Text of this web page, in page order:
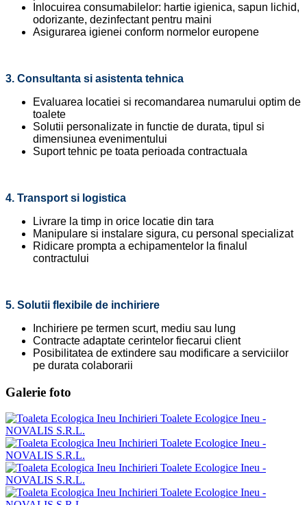
Inlocuirea consumabilelor: hartie igienica, sapun lichid,
odorizante, dezinfectant pentru maini
Asigurarea igienei conform normelor europene
3. Consultanta si asistenta tehnica
Evaluarea locatiei si recomandarea numarului optim de
toalete
Solutii personalizate in functie de durata, tipul si
dimensiunea evenimentului
Suport tehnic pe toata perioada contractuala
4. Transport si logistica
Livrare la timp in orice locatie din tara
Manipulare si instalare sigura, cu personal specializat
Ridicare prompta a echipamentelor la finalul
contractului
5. Solutii flexibile de inchiriere
Inchiriere pe termen scurt, mediu sau lung
Contracte adaptate cerintelor fiecarui client
Posibilitatea de extindere sau modificare a serviciilor
pe durata colaborarii
Galerie foto